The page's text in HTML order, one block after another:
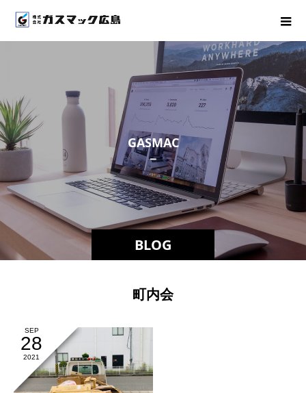
BLOG
GASMAC
－スタ
町内会
SEP
28
2021